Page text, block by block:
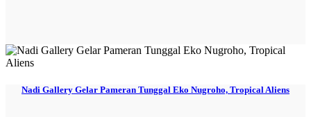
Nadi Gallery Gelar Pameran Tunggal Eko Nugroho, Tropical Aliens